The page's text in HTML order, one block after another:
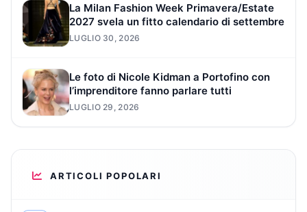
La Milan Fashion Week Primavera/Estate
2027 svela un fitto calendario di settembre
LUGLIO 30, 2026
Le foto di Nicole Kidman a Portofino con
l’imprenditore fanno parlare tutti
LUGLIO 29, 2026
ARTICOLI POPOLARI